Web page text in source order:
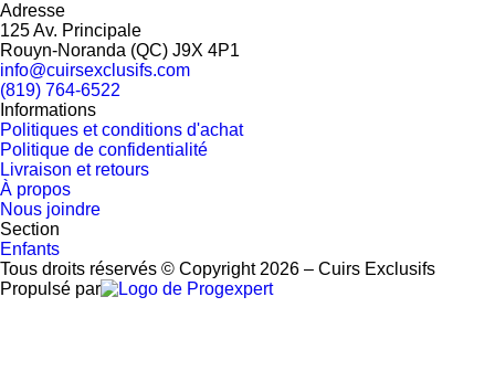
Adresse
125 Av. Principale
Rouyn-Noranda (QC) J9X 4P1
info@cuirsexclusifs.com
(819) 764-6522
Informations
Politiques et conditions d'achat
Politique de confidentialité
Livraison et retours
À propos
Nous joindre
Section
Enfants
Tous droits réservés © Copyright 2026 – Cuirs Exclusifs
Propulsé par